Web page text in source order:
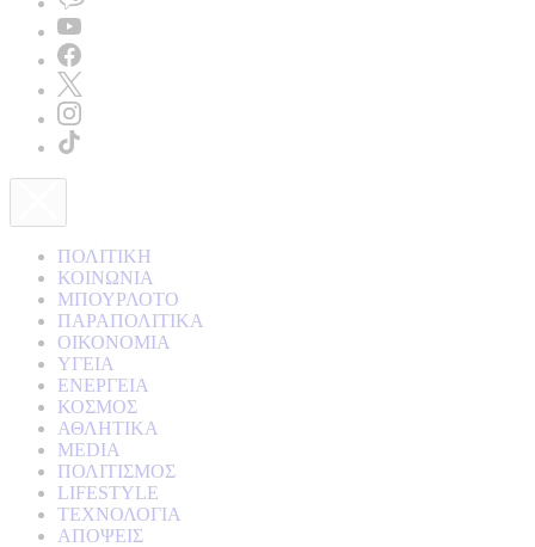
ΠΟΛΙΤΙΚΗ
ΚΟΙΝΩΝΙΑ
ΜΠΟΥΡΛΟΤΟ
ΠΑΡΑΠΟΛΙΤΙΚΑ
ΟΙΚΟΝΟΜΙΑ
ΥΓΕΙΑ
ΕΝΕΡΓΕΙΑ
ΚΟΣΜΟΣ
ΑΘΛΗΤΙΚΑ
MEDIA
ΠΟΛΙΤΙΣΜΟΣ
LIFESTYLE
ΤΕΧΝΟΛΟΓΙΑ
ΑΠΟΨΕΙΣ